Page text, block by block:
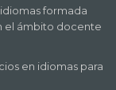
formada
el ámbito docente
en idiomas para